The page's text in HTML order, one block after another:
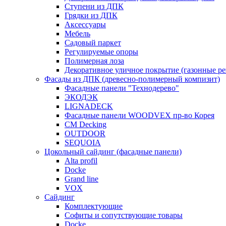
Ступени из ДПК
Грядки из ДПК
Аксессуары
Мебель
Садовый паркет
Регулируемые опоры
Полимерная лоза
Декоративное уличное покрытие (газонные
Фасады из ДПК (древесно-полимерный компизит)
Фасадные панели "Технодерево"
ЭКОДЭК
LIGNADECK
Фасадные панели WOODVEX пр-во Корея
CM Decking
OUTDOOR
SEQUOIA
Цокольный сайдинг (фасадные панели)
Alta profil
Docke
Grand line
VOX
Сайдинг
Комплектующие
Софиты и сопутствующие товары
Docke